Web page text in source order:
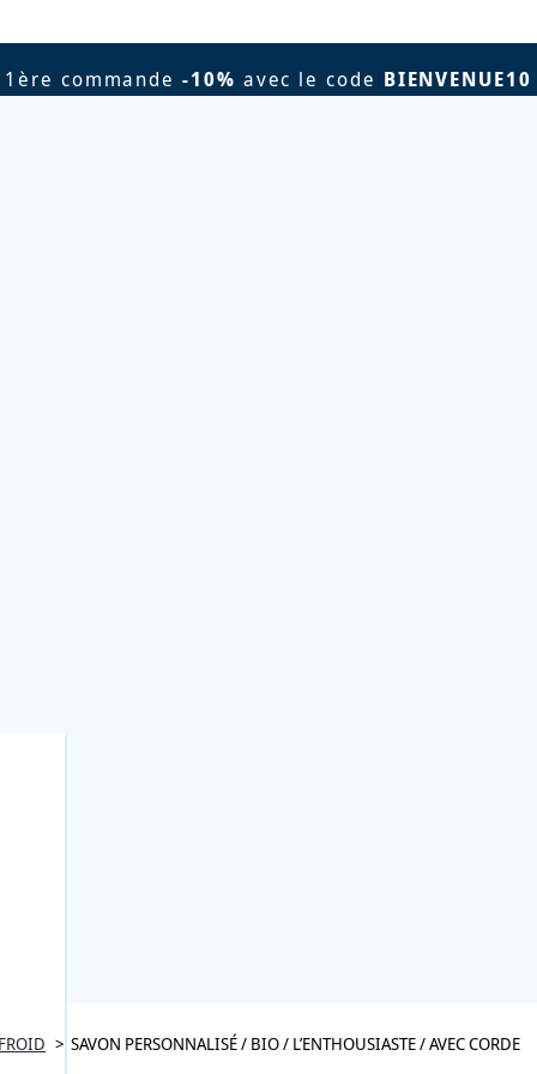
1ère commande-10% avec le code BIENVENUE10
SAVON PERSONNALISÉ / BIO / L’ENTHOUSIASTE / AVEC CORDE